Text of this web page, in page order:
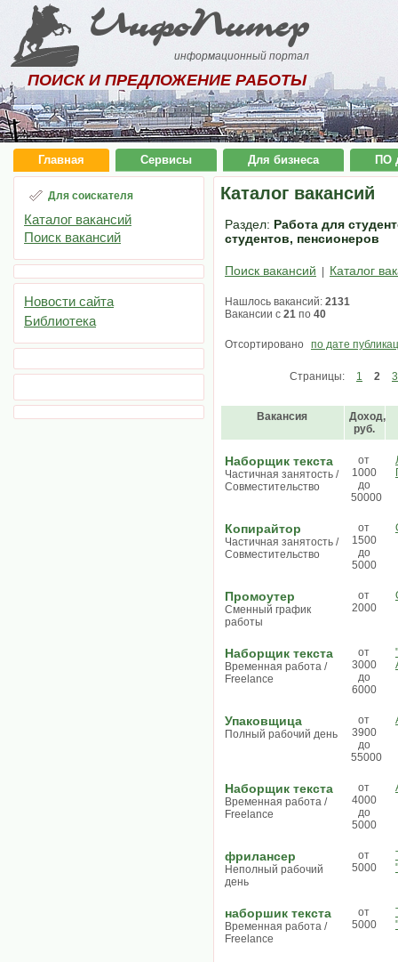
ИнфоПитер
информационный портал
ПОИСК И ПРЕДЛОЖЕНИЕ РАБОТЫ
Главная Сервисы Для бизнеса ПО
Для соискателя
Каталог вакансий
Поиск вакансий
Новости сайта
Библиотека
Каталог вакансий
Раздел: Работа для
студентов, пенсионеров
Поиск вакансий Каталог
Нашлось вакансий: 2131
Вакансии с 21 по 40
Отсортировано по дате
Страницы: 1 2 3
Вакансия
Доход,
руб.
Наборщик текста
Частичная занятость /
Совместительство
от
1000
до
50000
Копирайтор
Частичная занятость /
Совместительство
от
1500
до
5000
Промоутер
Сменный график
работы
от
2000
Наборщик текста
Временная работа /
Freelance
от
3000
до
6000
Упаковщица
Полный рабочий день
от
3900
до
55000
Наборщик текста
Временная работа /
Freelance
от
4000
до
5000
фрилансер
Неполный рабочий
день
от
5000
наборшик текста
Временная работа /
Freelance
от
5000